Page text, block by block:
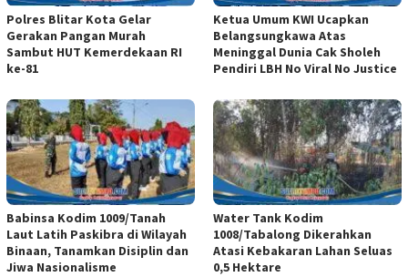
Polres Blitar Kota Gelar
Gerakan Pangan Murah
Sambut HUT Kemerdekaan RI
ke-81
Ketua Umum KWI Ucapkan
Belangsungkawa Atas
Meninggal Dunia Cak Sholeh
Pendiri LBH No Viral No Justice
Babinsa Kodim 1009/Tanah
Laut Latih Paskibra di Wilayah
Binaan, Tanamkan Disiplin dan
Jiwa Nasionalisme
Water Tank Kodim
1008/Tabalong Dikerahkan
Atasi Kebakaran Lahan Seluas
0,5 Hektare